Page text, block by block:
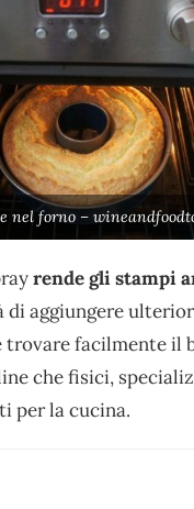
nel forno –
rende gli stampi
di aggiungere
trovare facilmente il
che fisici,
per la cucina.